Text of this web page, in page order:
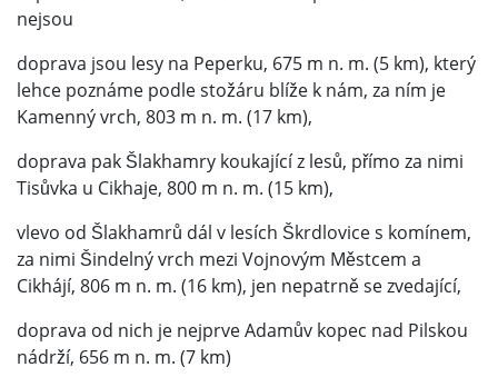
nejsou
doprava jsou lesy na Peperku, 675 m n. m. (5 km), který
lehce poznáme podle stožáru blíže k nám, za ním je
Kamenný vrch, 803 m n. m. (17 km),
doprava pak Šlakhamry koukající z lesů, přímo za nimi
Tisůvka u Cikhaje, 800 m n. m. (15 km),
vlevo od Šlakhamrů dál v lesích Škrdlovice s komínem,
za nimi Šindelný vrch mezi Vojnovým Městcem a
Cikhájí, 806 m n. m. (16 km), jen nepatrně se zvedající,
doprava od nich je nejprve Adamův kopec nad Pilskou
nádrží, 656 m n. m. (7 km)